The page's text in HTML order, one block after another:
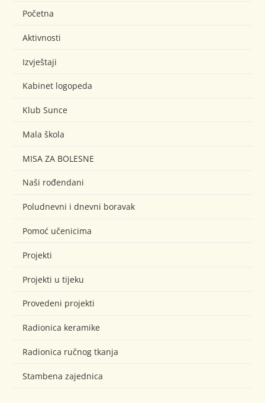
Početna
Aktivnosti
Izvještaji
Kabinet logopeda
Klub Sunce
Mala škola
MISA ZA BOLESNE
Naši rođendani
Poludnevni i dnevni boravak
Pomoć učenicima
Projekti
Projekti u tijeku
Provedeni projekti
Radionica keramike
Radionica ručnog tkanja
Stambena zajednica